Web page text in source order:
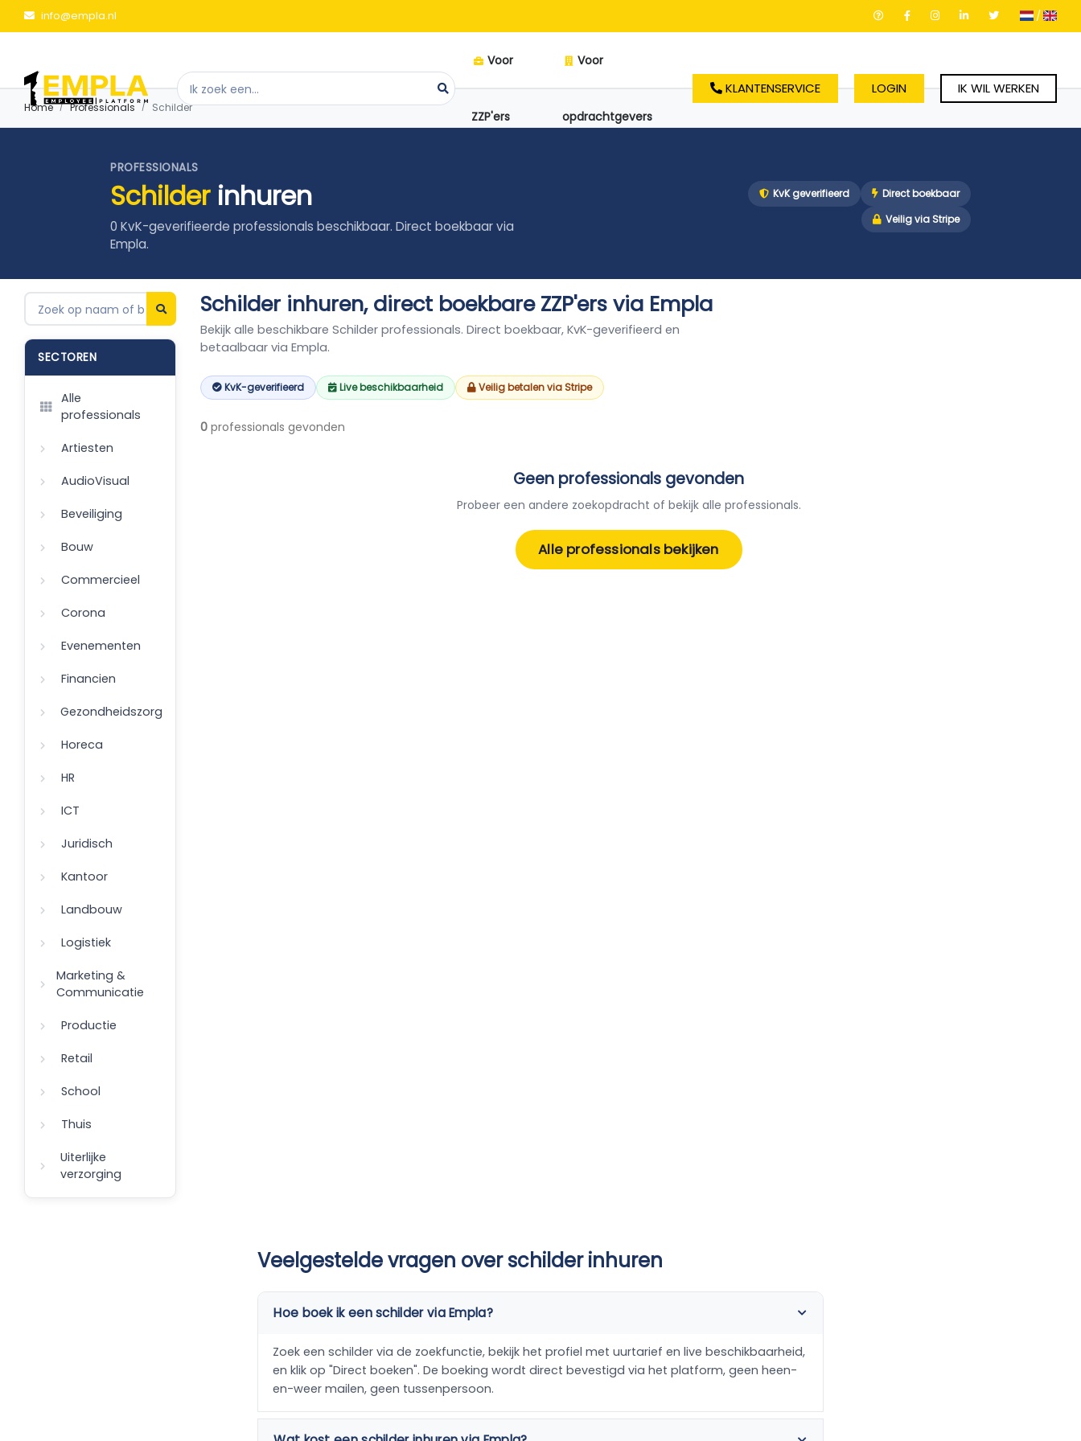
info@empla.nl /
Voor
ZZP'ers
Voor
opdrachtgevers
KLANTENSERVICE LOGIN IK WIL WERKEN
Home Professionals Schilder
PROFESSIONALS
Schilderinhuren
0 KvK-geverifieerde professionals beschikbaar. Direct boekbaar via
Empla.
KvK geverifieerd
Direct boekbaar
Veilig via Stripe
SECTOREN
Alle
professionals
Artiesten
AudioVisual
Beveiliging
Bouw
Commercieel
Corona
Evenementen
Financien
Gezondheidszorg
Horeca
HR
ICT
Juridisch
Kantoor
Landbouw
Logistiek
Marketing &
Communicatie
Productie
Retail
School
Thuis
Uiterlijke
verzorging
Schilder inhuren, direct boekbare ZZP'ers via Empla
Bekijk alle beschikbare Schilder professionals. Direct boekbaar, KvK-geverifieerd en
betaalbaar via Empla.
KvK-geverifieerd Live beschikbaarheid Veilig betalen via Stripe
0 professionals gevonden
Geen professionals gevonden
Probeer een andere zoekopdracht of bekijk alle professionals.
Alle professionals bekijken
Veelgestelde vragen over schilder inhuren
Hoe boek ik een schilder via Empla?
Zoek een schilder via de zoekfunctie, bekijk het profiel met uurtarief en live beschikbaarheid,
en klik op "Direct boeken". De boeking wordt direct bevestigd via het platform, geen heen-
en-weer mailen, geen tussenpersoon.